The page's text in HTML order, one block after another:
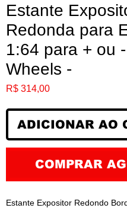
Estante
Redonda para
1:64 para + ou
Wheels -
R$ 314,00Preço
ADICIONAR AO
COMPRAR
Estante Expositor Redondo